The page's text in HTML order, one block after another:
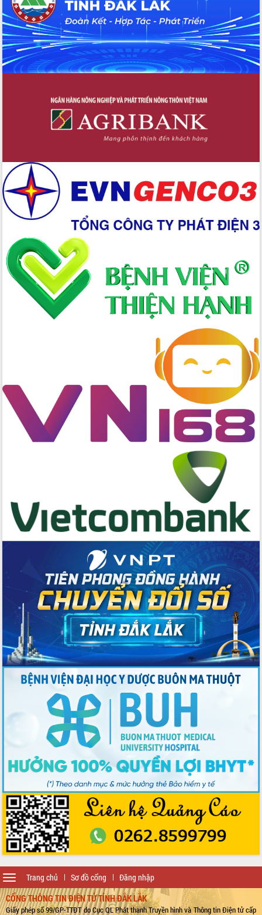
Trang chủ Sơ đồ cổng Đăng nhập
Toggle
navigation
CỔNG THÔNG TIN ĐIỆN TỬ TỈNH ĐẮK LẮK
Giấy phép số 99/GP-TTĐT do Cục QL Phát thanh Truyền hình và Thông tin Điện tử cấp